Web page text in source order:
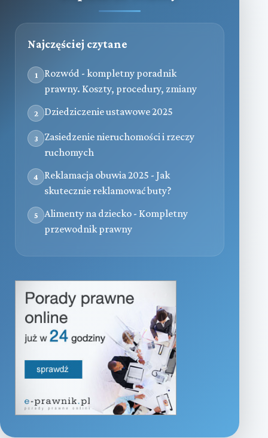
Najczęściej czytane
1
Rozwód - kompletny poradnik
prawny. Koszty, procedury, zmiany
2 Dziedziczenie ustawowe 2025
3
Zasiedzenie nieruchomości i rzeczy
ruchomych
4
Reklamacja obuwia 2025 - Jak
skutecznie reklamować buty?
5
Alimenty na dziecko - Kompletny
przewodnik prawny